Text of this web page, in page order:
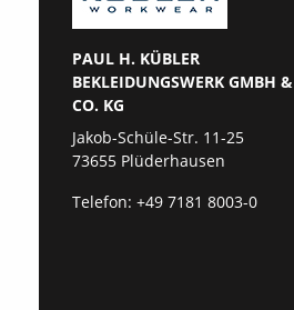
PAUL H. KÜBLER
BEKLEIDUNGSWERK GMBH &
CO. KG
Jakob-Schüle-Str. 11-25
73655 Plüderhausen
Telefon: +49 7181 8003-0